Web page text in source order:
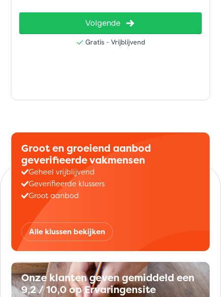
Groot en groeiend aanbod
geverifieerde vakmensen
Geheel vrijblijvend
Geverifieerde klussers
Groot aanbod
Alle klussen bekijken
Onze klanten geven gemiddeld een
9,2 / 10,0 op Ervaringensite